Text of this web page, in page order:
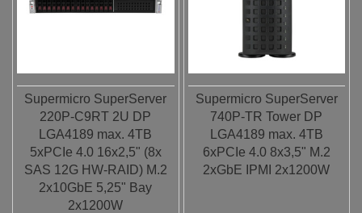
Supermicro SuperServer
220P-C9RT 2U DP
LGA4189 max. 4TB
5xPCIe 4.0 16x2,5" (8x
SAS 12G HW-RAID) M.2
2x10GbE 5,25" Bay
2x1200W
Supermicro SuperServer
740P-TR Tower DP
LGA4189 max. 4TB
6xPCIe 4.0 8x3,5" M.2
2xGbE IPMI 2x1200W